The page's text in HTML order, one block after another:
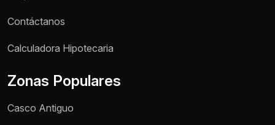
Teléfono / WhatsApp *
Contáctanos
Calculadora Hipotecaria
Zonas Populares
Casco Antiguo